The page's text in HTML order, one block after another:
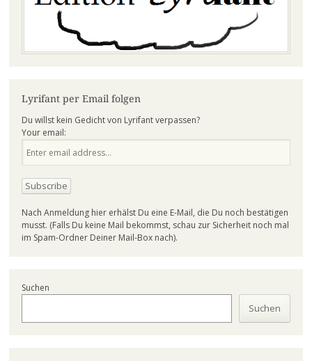
Lyrifant per Email folgen
Du willst kein Gedicht von Lyrifant verpassen?
Your email:
Nach Anmeldung hier erhälst Du eine E-Mail, die Du noch bestätigen
musst. (Falls Du keine Mail bekommst, schau zur Sicherheit noch mal
im Spam-Ordner Deiner Mail-Box nach).
Suchen
Suchen